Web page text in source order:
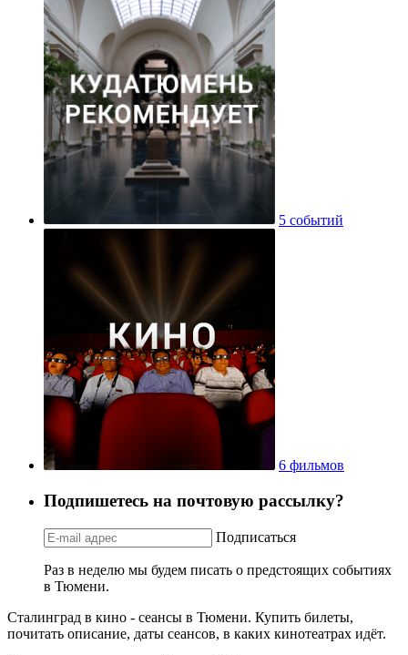
5 событий
6 фильмов
Подпишетесь на почтовую рассылку?
Подписаться
Раз в неделю мы будем писать о предстоящих событиях
в Тюмени.
Сталинград в кино - сеансы в Тюмени. Купить билеты,
почитать описание, даты сеансов, в каких кинотеатрах идёт.